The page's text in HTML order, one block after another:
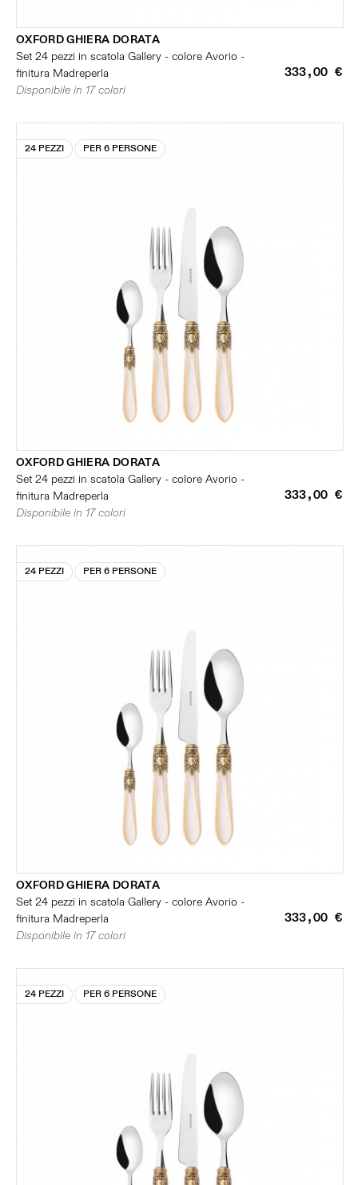
OXFORD GHIERA DORATA
Set 24 pezzi in scatola Gallery - colore Avorio -
finitura Madreperla
333,00 €
Disponibile in 17 colori
24 PEZZI PER 6 PERSONE
OXFORD GHIERA DORATA
Set 24 pezzi in scatola Gallery - colore Avorio -
finitura Madreperla
333,00 €
Disponibile in 17 colori
24 PEZZI PER 6 PERSONE
OXFORD GHIERA DORATA
Set 24 pezzi in scatola Gallery - colore Avorio -
finitura Madreperla
333,00 €
Disponibile in 17 colori
24 PEZZI PER 6 PERSONE